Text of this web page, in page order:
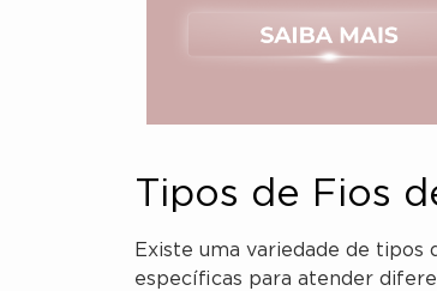
Tipos de Fios
Existe uma variedade de tipos
específicas para atender